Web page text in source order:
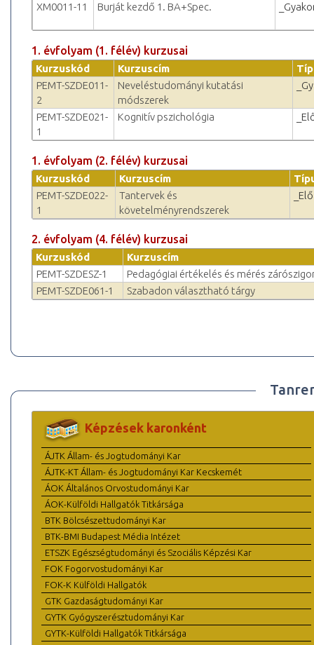
XM0011-11 Burját kezdő 1. BA+Spec.
1. évfolyam (1. félév) kurzusai
Kurzuskód Kurzuscím
PEMT-SZDE011-
2
Neveléstudományi kutatási
módszerek
PEMT-SZDE021-
1
Kognitív pszichológia
1. évfolyam (2. félév) kurzusai
Kurzuskód Kurzuscím
PEMT-SZDE022-
1
Tantervek és
követelményrendszerek
2. évfolyam (4. félév) kurzusai
Kurzuskód
Kurzuscím
PEMT-SZDESZ-1
Pedagógiai értékelés és mérés
PEMT-SZDE061-1
Szabadon választható tárgy
Képzések karonként
ÁJTK Állam- és Jogtudományi Kar
ÁJTK-KT Állam- és Jogtudományi Kar Kecskemét
ÁOK Általános Orvostudományi Kar
ÁOK-Külföldi Hallgatók Titkársága
BTK Bölcsészettudományi Kar
BTK-BMI Budapest Média Intézet
ETSZK Egészségtudományi és Szociális Képzési Kar
FOK Fogorvostudományi Kar
FOK-K Külföldi Hallgatók
GTK Gazdaságtudományi Kar
GYTK Gyógyszerésztudományi Kar
GYTK-Külföldi Hallgatók Titkársága